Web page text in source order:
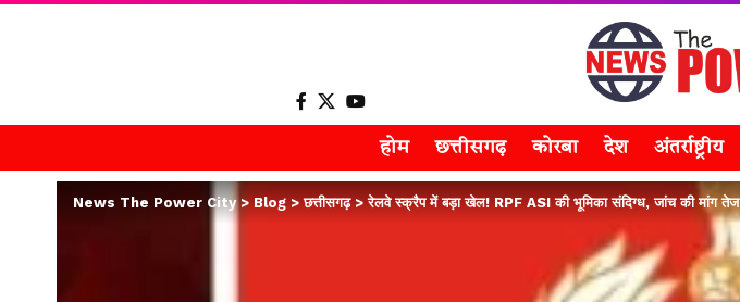
होम छत्तीसगढ़ कोरबा देश अंतर्राष्ट्रीय
News The Power City>Blog>छत्तीसगढ़>रेलवे स्क्रैप में बड़ा खेल! RPF ASI की भूमिका संदिग्ध, जांच की मांग तेज